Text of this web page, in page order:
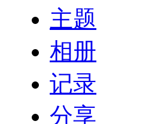
主题
相册
记录
分享